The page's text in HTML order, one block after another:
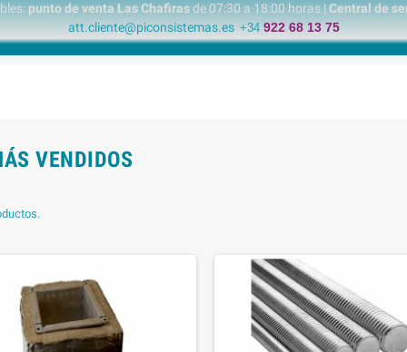
punto de venta Las Chafirasde 07:30 a 18:00 horas |Central de
att.cliente@piconsistemas.es +34 922 68 13 75
VENDIDOS